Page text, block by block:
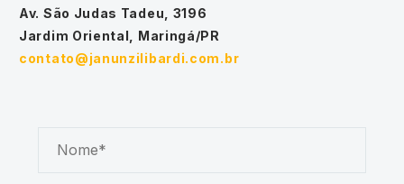
Av. São Judas Tadeu, 3196
Jardim Oriental, Maringá/PR
contato@janunzilibardi.com.br